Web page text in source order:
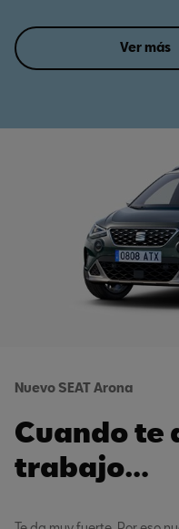
Ver más
Nuevo SEAT Arona
Cuando te
trabajo…